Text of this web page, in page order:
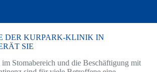
DER KURPARK-KLINIK IN
SIE
Stomabereich und die Beschäftigung mit